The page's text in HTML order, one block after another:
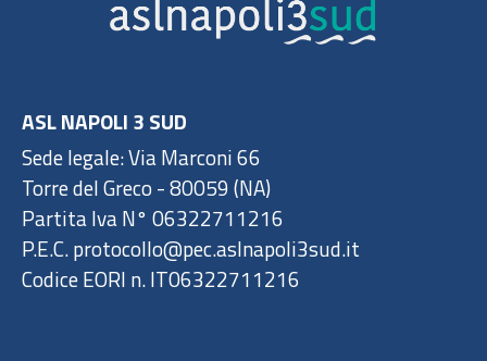
ASL NAPOLI 3 SUD
Sede legale: Via Marconi 66
Torre del Greco - 80059 (NA)
Partita Iva N° 06322711216
P.E.C. protocollo@pec.aslnapoli3sud.it
Codice EORI n. IT06322711216